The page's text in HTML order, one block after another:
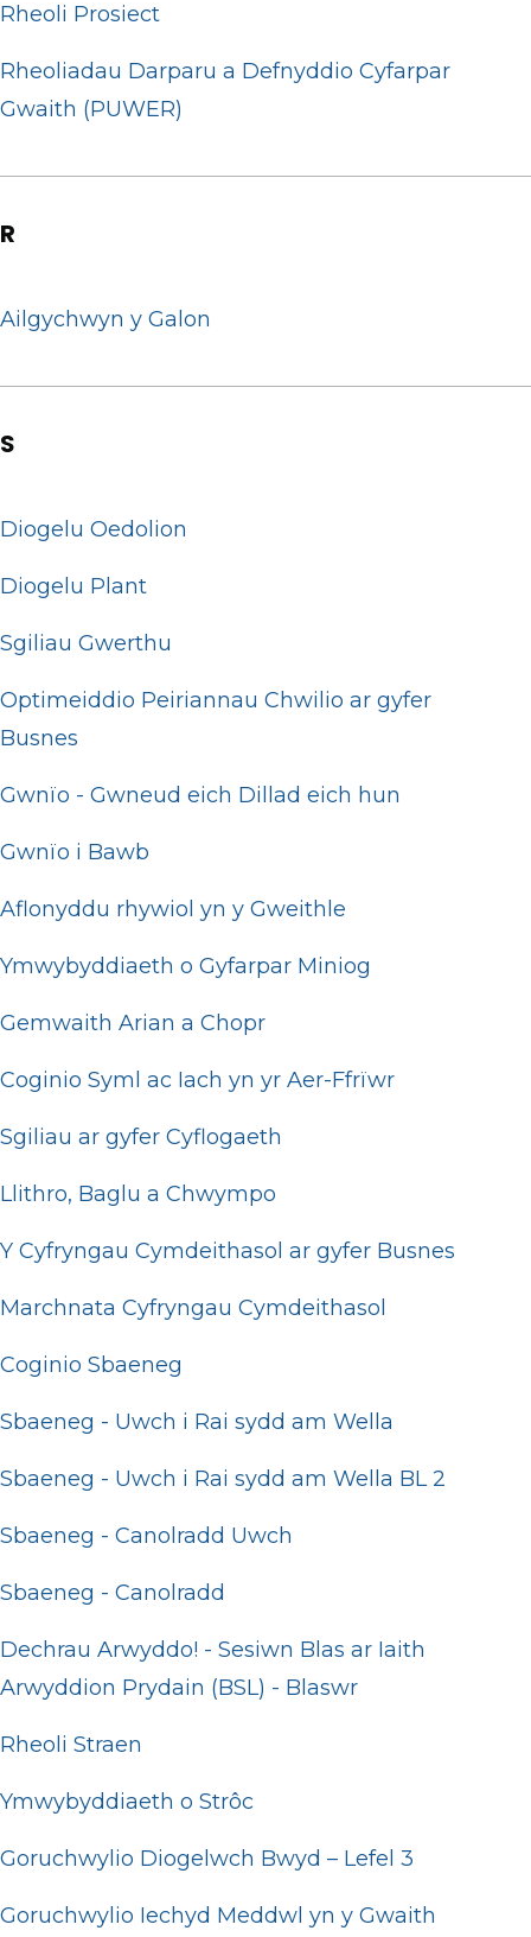
Rheoli Prosiect
Rheoliadau Darparu a Defnyddio Cyfarpar
Gwaith (PUWER)
R
Ailgychwyn y Galon
S
Diogelu Oedolion
Diogelu Plant
Sgiliau Gwerthu
Optimeiddio Peiriannau Chwilio ar gyfer
Busnes
Gwnïo - Gwneud eich Dillad eich hun
Gwnïo i Bawb
Aflonyddu rhywiol yn y Gweithle
Ymwybyddiaeth o Gyfarpar Miniog
Gemwaith Arian a Chopr
Coginio Syml ac Iach yn yr Aer-Ffrïwr
Sgiliau ar gyfer Cyflogaeth
Llithro, Baglu a Chwympo
Y Cyfryngau Cymdeithasol ar gyfer Busnes
Marchnata Cyfryngau Cymdeithasol
Coginio Sbaeneg
Sbaeneg - Uwch i Rai sydd am Wella
Sbaeneg - Uwch i Rai sydd am Wella BL 2
Sbaeneg - Canolradd Uwch
Sbaeneg - Canolradd
Dechrau Arwyddo! - Sesiwn Blas ar Iaith
Arwyddion Prydain (BSL) - Blaswr
Rheoli Straen
Ymwybyddiaeth o Strôc
Goruchwylio Diogelwch Bwyd – Lefel 3
Goruchwylio Iechyd Meddwl yn y Gwaith